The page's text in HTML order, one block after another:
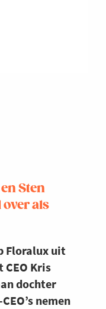
Sten
als
Floralux uit
Kris
dochter
nemen